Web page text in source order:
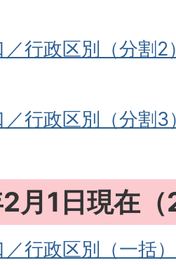
／行政区別（分割
／行政区別（分割
2月1日現在
行政区別（一括